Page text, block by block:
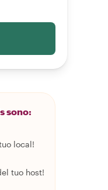
sono:
local!
tuo host!